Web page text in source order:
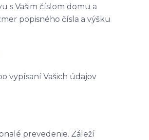
s Vašim číslom domu a
popisného čísla a výšku
vypísaní Vašich údajov
prevedenie. Záleží